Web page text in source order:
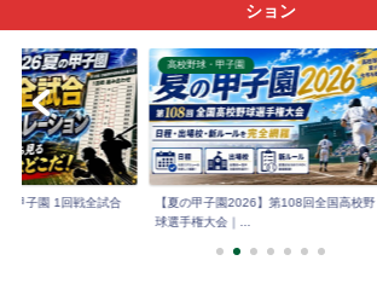
ション
甲子園 1回戦全試合
高校野球・甲子園
【夏の甲子園2026】第108回全国高校野
球選手権大会｜...